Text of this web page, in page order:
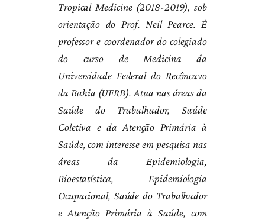
Tropical Medicine (2018-2019), sob
orientação do Prof. Neil Pearce. É
professor e coordenador do colegiado
do curso de Medicina da
Universidade Federal do Recôncavo
da Bahia (UFRB). Atua nas áreas da
Saúde do Trabalhador, Saúde
Coletiva e da Atenção Primária à
Saúde, com interesse em pesquisa nas
áreas da Epidemiologia,
Bioestatística, Epidemiologia
Ocupacional, Saúde do Trabalhador
e Atenção Primária à Saúde, com